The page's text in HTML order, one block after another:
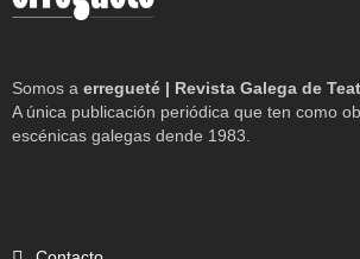
Somos a erregueté | Revista Galega de
A única publicación periódica que ten como
escénicas galegas dende 1983.